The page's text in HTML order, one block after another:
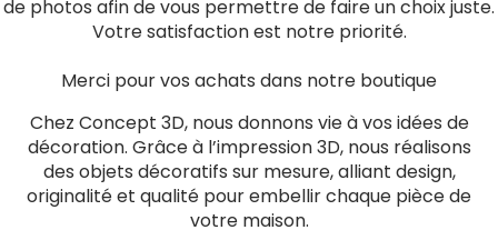
de photos afin de vous permettre de faire un choix juste.
Votre satisfaction est notre priorité.
Merci pour vos achats dans notre boutique
Chez Concept 3D, nous donnons vie à vos idées de
décoration. Grâce à l’impression 3D, nous réalisons
des objets décoratifs sur mesure, alliant design,
originalité et qualité pour embellir chaque pièce de
votre maison.